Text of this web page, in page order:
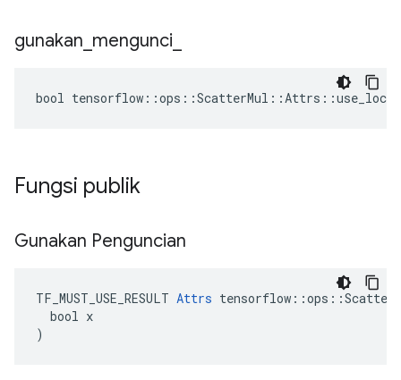
gunakan mengunci
bool
Fungsi publik
Gunakan Penguncian
TF_MUST_USE_RESULT Attrs
  bool x
)